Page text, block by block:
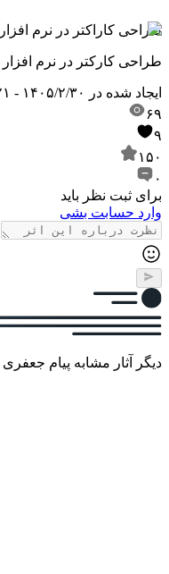
طراحی کاراکتر در نرم افزار CorelDRAW
طراحی کارکتر در نرم افزار CorelDRAW چالش های خودشو داره اما اگه مهارت کسب کنید داخلش لذت بخش میشه.
ایجاد شده در
۱۴۰۵/۲/۳۰ - ۱۹:۲۱
۶۹
۹
۱۵۰
۰
برای ثبت نظر باید
وارد حسابت بشی
دیگر آثار مشابه پیام جعفری